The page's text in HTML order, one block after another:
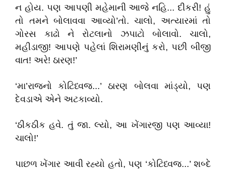
ન હોય. પણ આપણી મહેમાની આજે નહિ... દીકરી! હું
તો તમને બોલાવવા આવ્યો’તો. ચાલો, અત્યારમાં તો
ગોરસ કાઢો ને રોટલાનો ઝપાટો બોલાવો. ચાલો,
મહીડાજી! આપણે પહેલાં શિરામણીનું કરો, પછી બીજી
વાત! અરે! ઠારણ!’
‘મા’રાજનો કોટિધ્વજ...’ ઠારણ બોલવા માંડ્યો, પણ
દેવડાએ એને અટકાવ્યો.
‘ઠીકઠીક હવે. તું જા. લ્યો, આ ખેંગારજી પણ આવ્યા!
ચાલો!’
પાછળ ખેંગાર આવી રહ્યો હતો, પણ ‘કોટિધ્વજ...’ શબ્દે